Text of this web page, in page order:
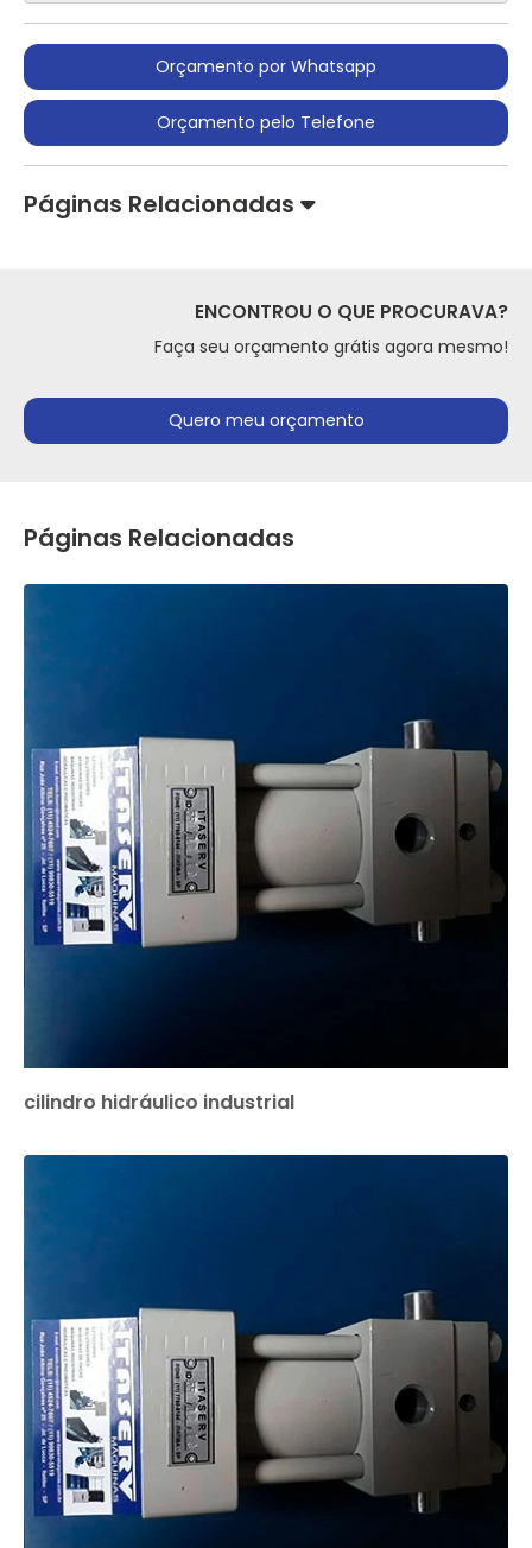
Orçamento por Whatsapp
Orçamento pelo Telefone
Páginas Relacionadas
ENCONTROU O QUE PROCURAVA?
Faça seu orçamento grátis agora mesmo!
Quero meu orçamento
Páginas Relacionadas
cilindro hidráulico industrial